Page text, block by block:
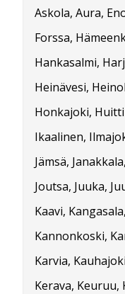
Askola, Aura,
Forssa,
Hankasalmi,
Heinävesi,
Honkajoki,
Ikaalinen,
Jämsä,
Joutsa, Juuka,
Kaavi,
Kannonkoski,
Karvia,
Kerava,